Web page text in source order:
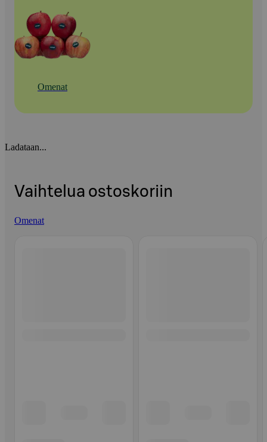
Omenat
Ladataan...
Vaihtelua ostoskoriin
Omenat